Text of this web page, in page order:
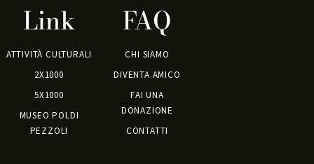
Link
ATTIVITÀ CULTURALI
2X1000
5X1000
MUSEO POLDI
PEZZOLI
FAQ
CHI SIAMO
DIVENTA AMICO
FAI UNA
DONAZIONE
CONTATTI